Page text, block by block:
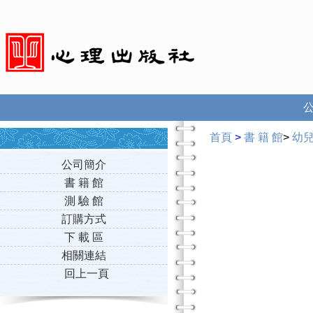
公司簡介
書 籍 館
測 驗 館
訂購方式
下 載 區
相關連結
回上一頁
首頁 > 書 籍 館> 幼